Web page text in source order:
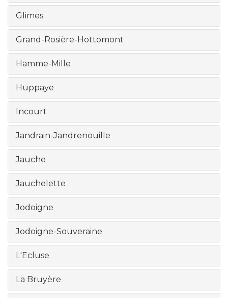
Glimes
Grand-Rosière-Hottomont
Hamme-Mille
Huppaye
Incourt
Jandrain-Jandrenouille
Jauche
Jauchelette
Jodoigne
Jodoigne-Souveraine
L'Ecluse
La Bruyère